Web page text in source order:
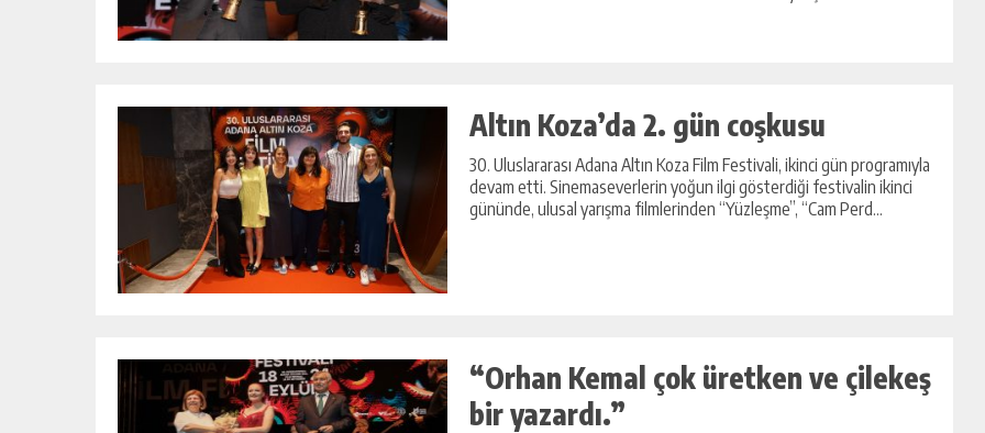
Altın Koza’da 2. gün coşkusu
30. Uluslararası Adana Altın Koza Film Festivali, ikinci gün programıyla
devam etti. Sinemaseverlerin yoğun ilgi gösterdiği festivalin ikinci
gününde, ulusal yarışma filmlerinden “Yüzleşme”, “Cam Perd...
“Orhan Kemal çok üretken ve çilekeş
bir yazardı.”